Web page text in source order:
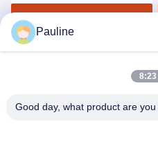
απόστασης ελαττωμάτων
μη καλωδίου τροφοδοσίας
Βρείτε την καλύτερη τιμή
Pauline
8:23
Good day, what product are